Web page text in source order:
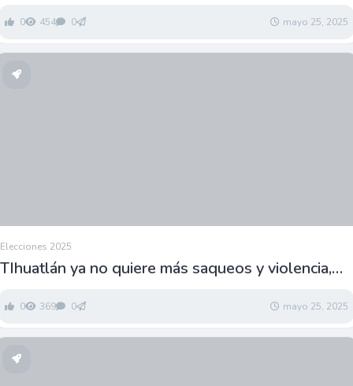
0 454 0 mayo 25, 2025
Elecciones 2025
TIhuatlán ya no quiere más saqueos y violencia,
0 369 0 mayo 25, 2025